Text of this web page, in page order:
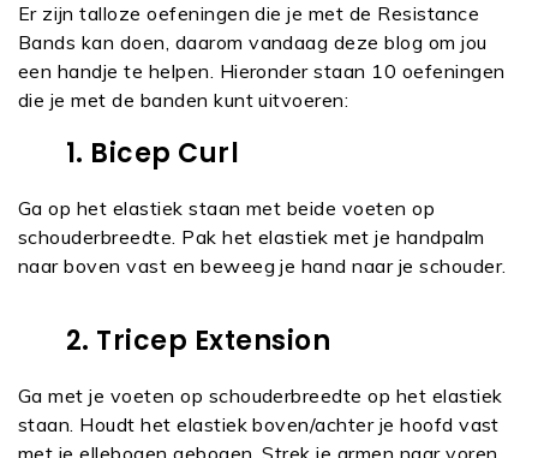
Er zijn talloze oefeningen die je met de Resistance
Bands kan doen, daarom vandaag deze blog om jou
een handje te helpen. Hieronder staan 10 oefeningen
die je met de banden kunt uitvoeren:
1. Bicep Curl
Ga op het elastiek staan met beide voeten op
schouderbreedte. Pak het elastiek met je handpalm
naar boven vast en beweeg je hand naar je schouder.
2. Tricep Extension
Ga met je voeten op schouderbreedte op het elastiek
staan. Houdt het elastiek boven/achter je hoofd vast
met je ellebogen gebogen. Strek je armen naar voren